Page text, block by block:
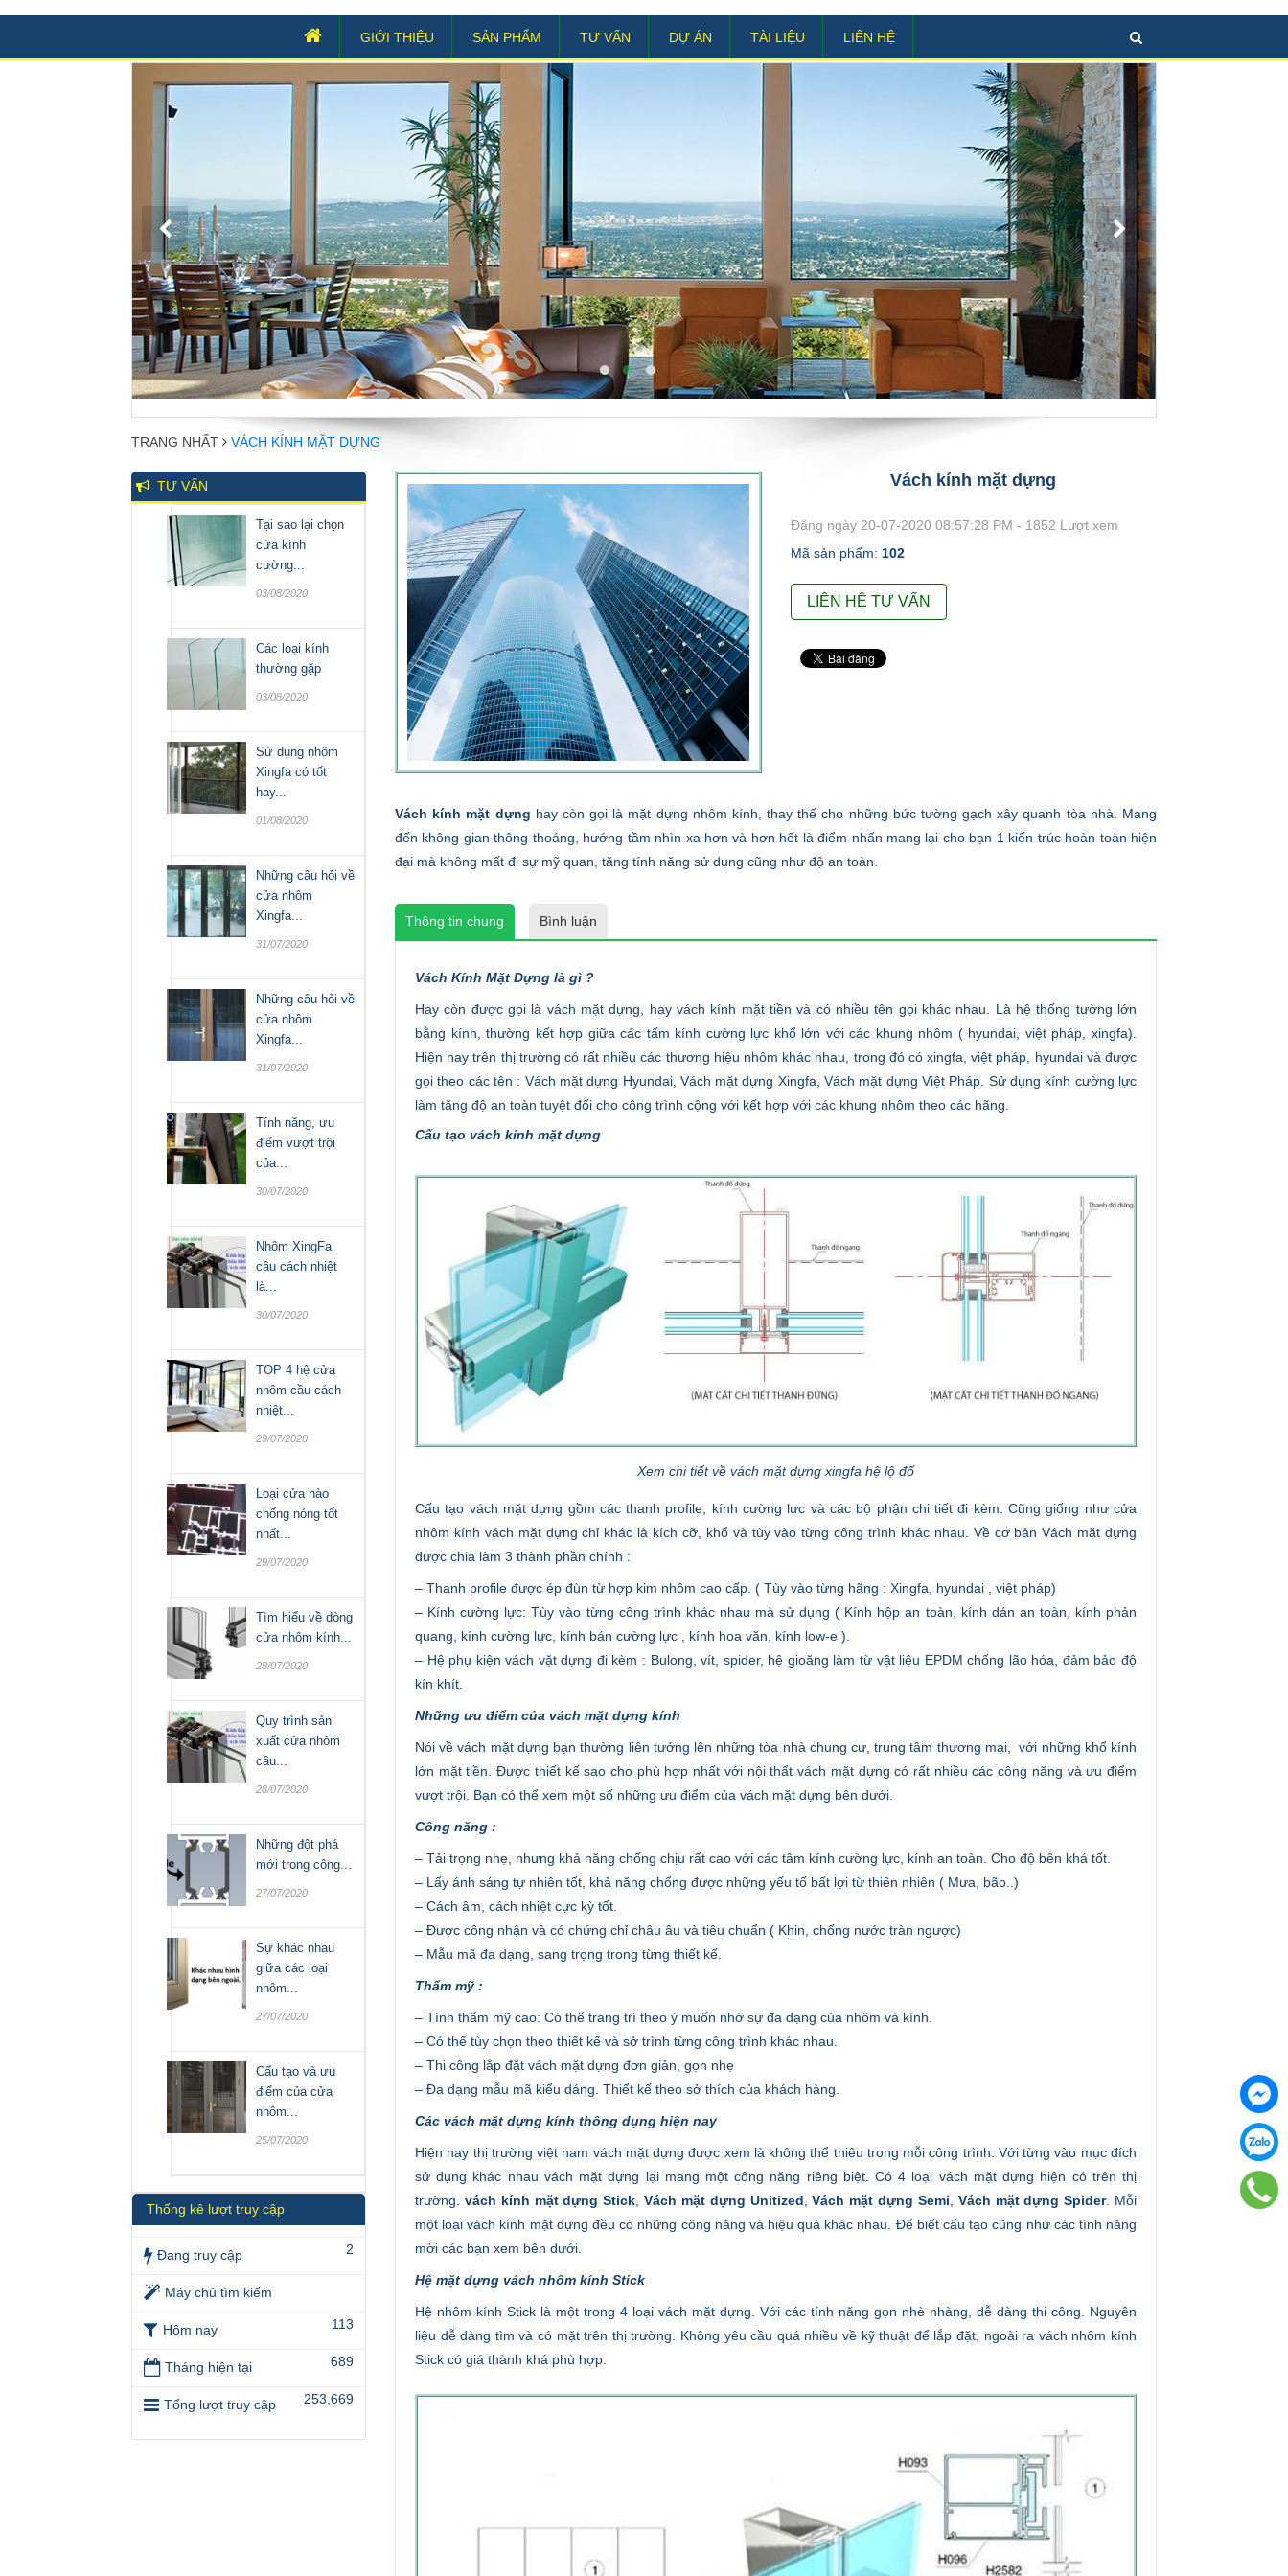
GIỚI THIỆU SẢN PHẨM TƯ VẤN DỰ ÁN TÀI LIỆU LIÊN HỆ
TRANG NHẤT VÁCH KÍNH MẶT DỰNG
TƯ VẤN
Tại sao lại chọn
cửa kính
cường...
03/08/2020
Các loại kính
thường gặp
03/08/2020
Sử dụng nhôm
Xingfa có tốt
hay...
01/08/2020
Những câu hỏi về
cửa nhôm
Xingfa...
31/07/2020
Những câu hỏi về
cửa nhôm
Xingfa...
31/07/2020
Tính năng, ưu
điểm vượt trội
của...
30/07/2020
Nhôm XingFa
cầu cách nhiệt
là...
30/07/2020
TOP 4 hệ cửa
nhôm cầu cách
nhiệt...
29/07/2020
Loại cửa nào
chống nóng tốt
nhất...
29/07/2020
Tìm hiểu về dòng
cửa nhôm kính...
28/07/2020
Quy trình sản
xuất cửa nhôm
cầu...
28/07/2020
Những đột phá
mới trong công...
27/07/2020
Sự khác nhau
giữa các loại
nhôm...
27/07/2020
Cấu tạo và ưu
điểm của cửa
nhôm...
25/07/2020
Thống kê lượt truy cập
Đang truy cập 2
Máy chủ tìm kiếm
Hôm nay 113
Tháng hiện tại 689
Tổng lượt truy cập 253,669
Vách kính mặt dựng
Đăng ngày 20-07-2020 08:57:28 PM - 1852 Lượt xem
Mã sản phẩm: 102
LIÊN HỆ TƯ VẤN
Vách kính mặt dựng hay còn gọi là mặt dựng nhôm kính, thay thế cho những bức tường gạch xây quanh tòa nhà. Mang
đến không gian thông thoáng, hướng tầm nhìn xa hơn và hơn hết là điểm nhấn mang lại cho bạn 1 kiến trúc hoàn toàn hiện
đại mà không mất đi sự mỹ quan, tăng tính năng sử dụng cũng như độ an toàn.
Thông tin chung Bình luận
Vách Kính Mặt Dựng là gì ?
Hay còn được gọi là vách mặt dựng, hay vách kính mặt tiền và có nhiều tên gọi khác nhau. Là hệ thống tường lớn
bằng kính, thường kết hợp giữa các tấm kính cường lực khổ lớn với các khung nhôm ( hyundai, việt pháp, xingfa).
Hiện nay trên thị trường có rất nhiều các thương hiệu nhôm khác nhau, trong đó có xingfa, việt pháp, hyundai và được
gọi theo các tên : Vách mặt dựng Hyundai, Vách mặt dựng Xingfa, Vách mặt dựng Việt Pháp. Sử dụng kính cường lực
làm tăng độ an toàn tuyệt đối cho công trình cộng với kết hợp với các khung nhôm theo các hãng.
Cấu tạo vách kính mặt dựng
Xem chi tiết về vách mặt dựng xingfa hệ lộ đố
Cấu tạo vách mặt dựng gồm các thanh profile, kính cường lực và các bộ phận chi tiết đi kèm. Cũng giống như cửa
nhôm kính vách mặt dựng chỉ khác là kích cỡ, khổ và tùy vào từng công trình khác nhau. Về cơ bản Vách mặt dựng
được chia làm 3 thành phần chính :
– Thanh profile được ép đùn từ hợp kim nhôm cao cấp. ( Tùy vào từng hãng : Xingfa, hyundai , việt pháp)
– Kính cường lực: Tùy vào từng công trình khác nhau mà sử dụng ( Kính hộp an toàn, kính dán an toàn, kính phản
quang, kính cường lực, kính bán cường lực , kính hoa văn, kính low-e ).
– Hệ phụ kiện vách vặt dựng đi kèm : Bulong, vít, spider, hệ gioăng làm từ vật liệu EPDM chống lão hóa, đảm bảo độ
kín khít.
Những ưu điểm của vách mặt dựng kính
Nói về vách mặt dựng bạn thường liên tưởng lên những tòa nhà chung cư, trung tâm thương mại, với những khổ kính
lớn mặt tiền. Được thiết kế sao cho phù hợp nhất với nội thất vách mặt dựng có rất nhiều các công năng và ưu điểm
vượt trội. Bạn có thể xem một số những ưu điểm của vách mặt dựng bên dưới.
Công năng :
– Tải trọng nhẹ, nhưng khả năng chống chịu rất cao với các tâm kính cường lực, kính an toàn. Cho độ bên khá tốt.
– Lấy ánh sáng tự nhiên tốt, khả năng chống được những yếu tố bất lợi từ thiên nhiên ( Mưa, bão..)
– Cách âm, cách nhiệt cực kỳ tốt.
– Được công nhận và có chứng chỉ châu âu và tiêu chuẩn ( Khin, chống nước tràn ngược)
– Mẫu mã đa dạng, sang trọng trong từng thiết kế.
Thẩm mỹ :
– Tính thẩm mỹ cao: Có thể trang trí theo ý muốn nhờ sự đa dạng của nhôm và kính.
– Có thể tùy chọn theo thiết kế và sở trình từng công trình khác nhau.
– Thi công lắp đặt vách mặt dựng đơn giản, gọn nhẹ
– Đa dạng mẫu mã kiểu dáng. Thiết kế theo sở thích của khách hàng.
Các vách mặt dựng kính thông dụng hiện nay
Hiện nay thị trường việt nam vách mặt dựng được xem là không thể thiêu trong mỗi công trình. Với từng vào mục đích
sử dụng khác nhau vách mặt dựng lại mang một công năng riêng biệt. Có 4 loại vách mặt dựng hiện có trên thị
trường. vách kính mặt dựng Stick ,Vách mặt dựng Unitized ,Vách mặt dựng Semi Vách mặt dựng Spider. Mỗi
một loại vách kính mặt dựng đều có những công năng và hiệu quả khác nhau. Để biết cấu tạo cũng như các tính năng
mời các bạn xem bên dưới.
Hệ mặt dựng vách nhôm kính Stick
Hệ nhôm kính Stick là một trong 4 loại vách mặt dựng. Với các tính năng gọn nhè nhàng, dễ dàng thi công. Nguyên
liệu dễ dàng tìm và có mặt trên thị trường. Không yêu cầu quá nhiều về kỹ thuật để lắp đặt, ngoài ra vách nhôm kính
Stick có giá thành khá phù hợp.